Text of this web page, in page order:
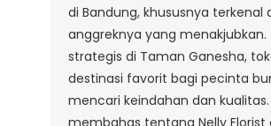
di Bandung, khususnya terkenal
anggreknya yang menakjubkan.
strategis di Taman Ganesha,
destinasi favorit bagi pecinta
mencari keindahan dan
membahas tentang Nelly Florist